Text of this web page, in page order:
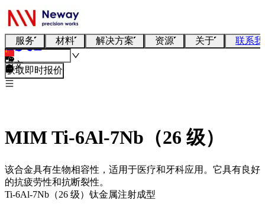
服务 材料 解决方案 资源 关于 联系
中文
获取即时报价
MIM Ti-6Al-7Nb（26 级）
该合金具有生物相容性，适用于医疗和牙科应用。它具有良好
的抗疲劳性和抗断裂性。
Ti-6Al-7Nb（26 级）钛金属注射成型